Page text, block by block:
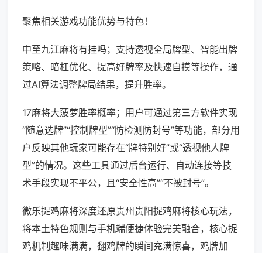
聚焦相关游戏功能优势与特色！
中至九江麻将有挂吗；支持透视全局牌型、智能出牌
策略、暗杠优化、提高好牌率及快速自摸等操作，通
过AI算法调整牌局结果，提升胜率。
17麻将大菠萝胜率概率；用户可通过第三方软件实现
“随意选牌”“控制牌型”“防检测防封号”等功能，部分用
户反映其他玩家可能存在“牌特别好”或“透视他人牌
型”的情况。这些工具通过后台运行、自动连接等技
术手段实现不平公，且“安全性高”“不被封号”。
微乐捉鸡麻将深度还原贵州贵阳捉鸡麻将核心玩法，
将本土特色规则与手机端便捷体验完美融合，核心捉
鸡机制趣味满满，翻鸡牌的瞬间充满惊喜，鸡牌加